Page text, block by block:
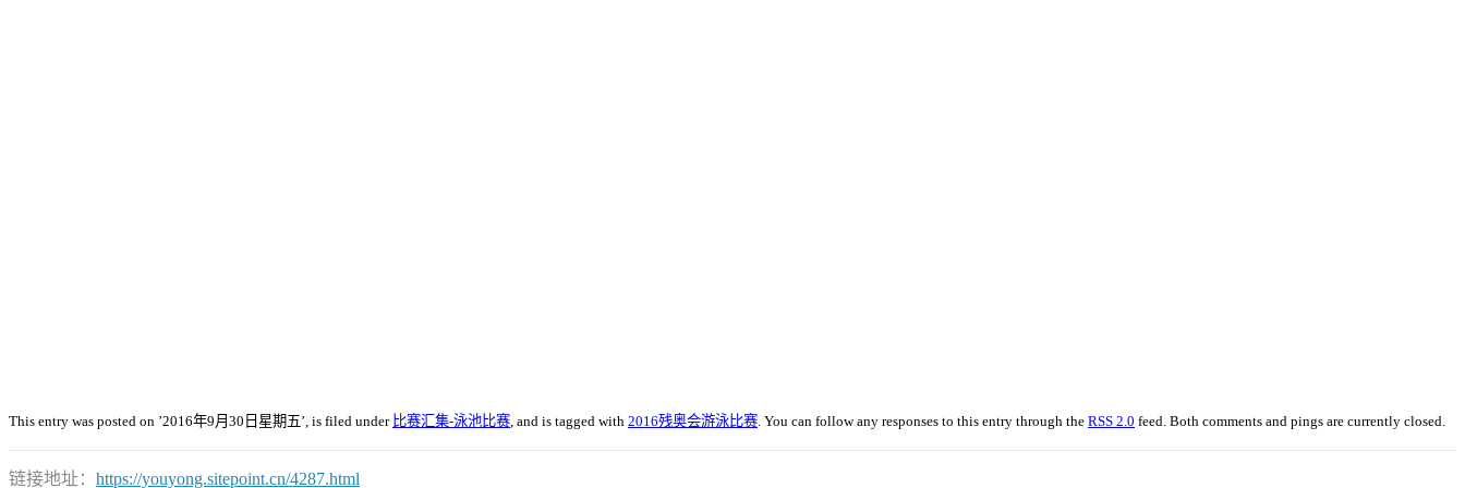
This entry was posted on ’2016年9月30日星期五’, is filed under 比赛汇集-泳池比赛 , and is tagged with 2016残奥会游泳比赛 . You can follow any responses to this entry through the RSS 2.0 feed. Both comments and pings are currently closed.
链接地址： https://youyong.sitepoint.cn/4287.html